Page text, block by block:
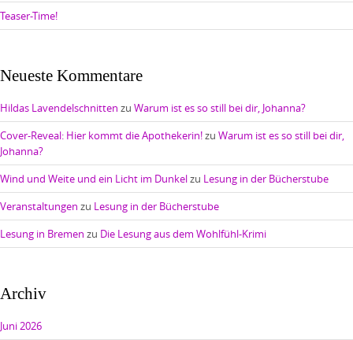
Teaser-Time!
Neueste Kommentare
Hildas Lavendelschnitten zu Warum ist es so still bei dir, Johanna?
Cover-Reveal: Hier kommt die Apothekerin!zu Warum ist es so still bei dir,
Johanna?
Wind und Weite und ein Licht im Dunkelzu Lesung in der Bücherstube
Veranstaltungen zu Lesung in der Bücherstube
Lesung in Bremen zu Die Lesung aus dem Wohlfühl-Krimi
Archiv
Juni 2026